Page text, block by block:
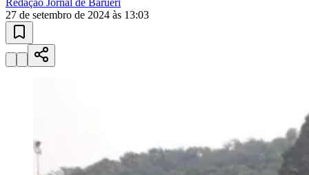
Bragantino
Esportes ao Vivo placares e tabelas
atualizadas
Paulistão, Brasileirão, Champions League e mais. Placar em tempo
real, classificação e notícias esportivas.
Portal Pet
Explore Barueri
Guia de Empresas
Publicidade Anuncie Aqui